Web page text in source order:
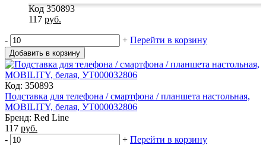
Код 350893
117 руб.
- + Перейти в корзину
Добавить в корзину
Код: 350893
Подставка для телефона / смартфона / планшета настольная,
MOBILITY, белая, УТ000032806
Бренд: Red Line
117 руб.
-
+ Перейти в корзину